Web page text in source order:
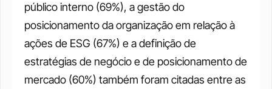
público interno (69%), a gestão do
posicionamento da organização em relação à
ações de ESG (67%) e a definição de
estratégias de negócio e de posicionamento de
mercado (60%) também foram citadas entre as